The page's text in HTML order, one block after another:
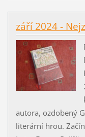
září 2024 -
autora, ozdobený
literární hrou.